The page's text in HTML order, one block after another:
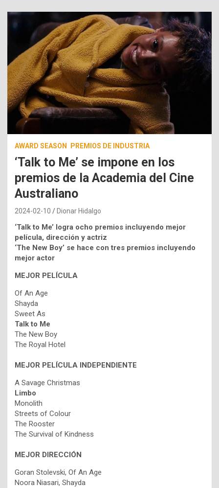
AWARD SEASON PREMIOS DE INDUSTRIA
‘Talk to Me’ se impone en los
premios de la Academia del Cine
Australiano
2024-02-10 Dionar Hidalgo
‘Talk to Me’ logra ocho premios incluyendo mejor
película, dirección y actriz
‘The New Boy’ se hace con tres premios incluyendo
mejor actor
MEJOR PELÍCULA
Of An Age
Shayda
Sweet As
Talk to Me
The New Boy
The Royal Hotel
MEJOR PELÍCULA INDEPENDIENTE
A Savage Christmas
Limbo
Monolith
Streets of Colour
The Rooster
The Survival of Kindness
MEJOR DIRECCIÓN
Goran Stolevski, Of An Age
Noora Niasari, Shayda